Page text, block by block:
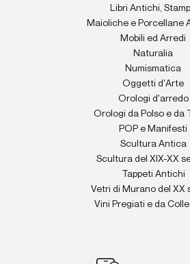
Libri Antichi,
Maioliche e Porcellane
Mobili ed Arredi
Naturalia
Numismatica
Oggetti d'Arte
Orologi d'arredo
Orologi da Polso e da
POP e Manifesti
Scultura Antica
Scultura del XIX-XX
Tappeti Antichi
Vetri di Murano del XX
Vini Pregiati e da